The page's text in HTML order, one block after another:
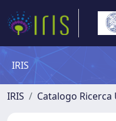
IRIS
IRIS Catalogo